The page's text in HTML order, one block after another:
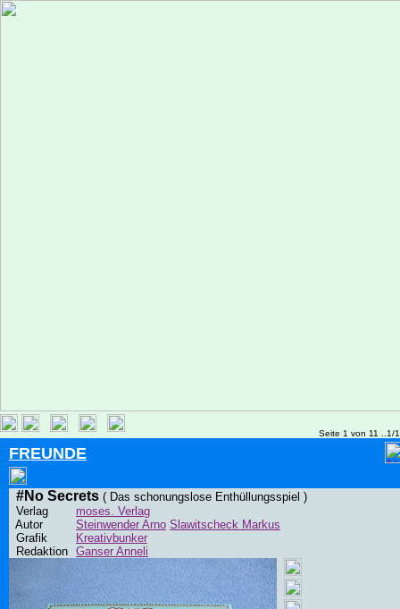
Seite 1 von 11 ..1/
FREUNDE
#No Secrets ( Das schonungslose Enthüllungsspiel )
Verlag
moses. Verlag
Autor
Steinwender Arno Slawitscheck Markus
Grafik
Kreativbunker
Redaktion Ganser Anneli